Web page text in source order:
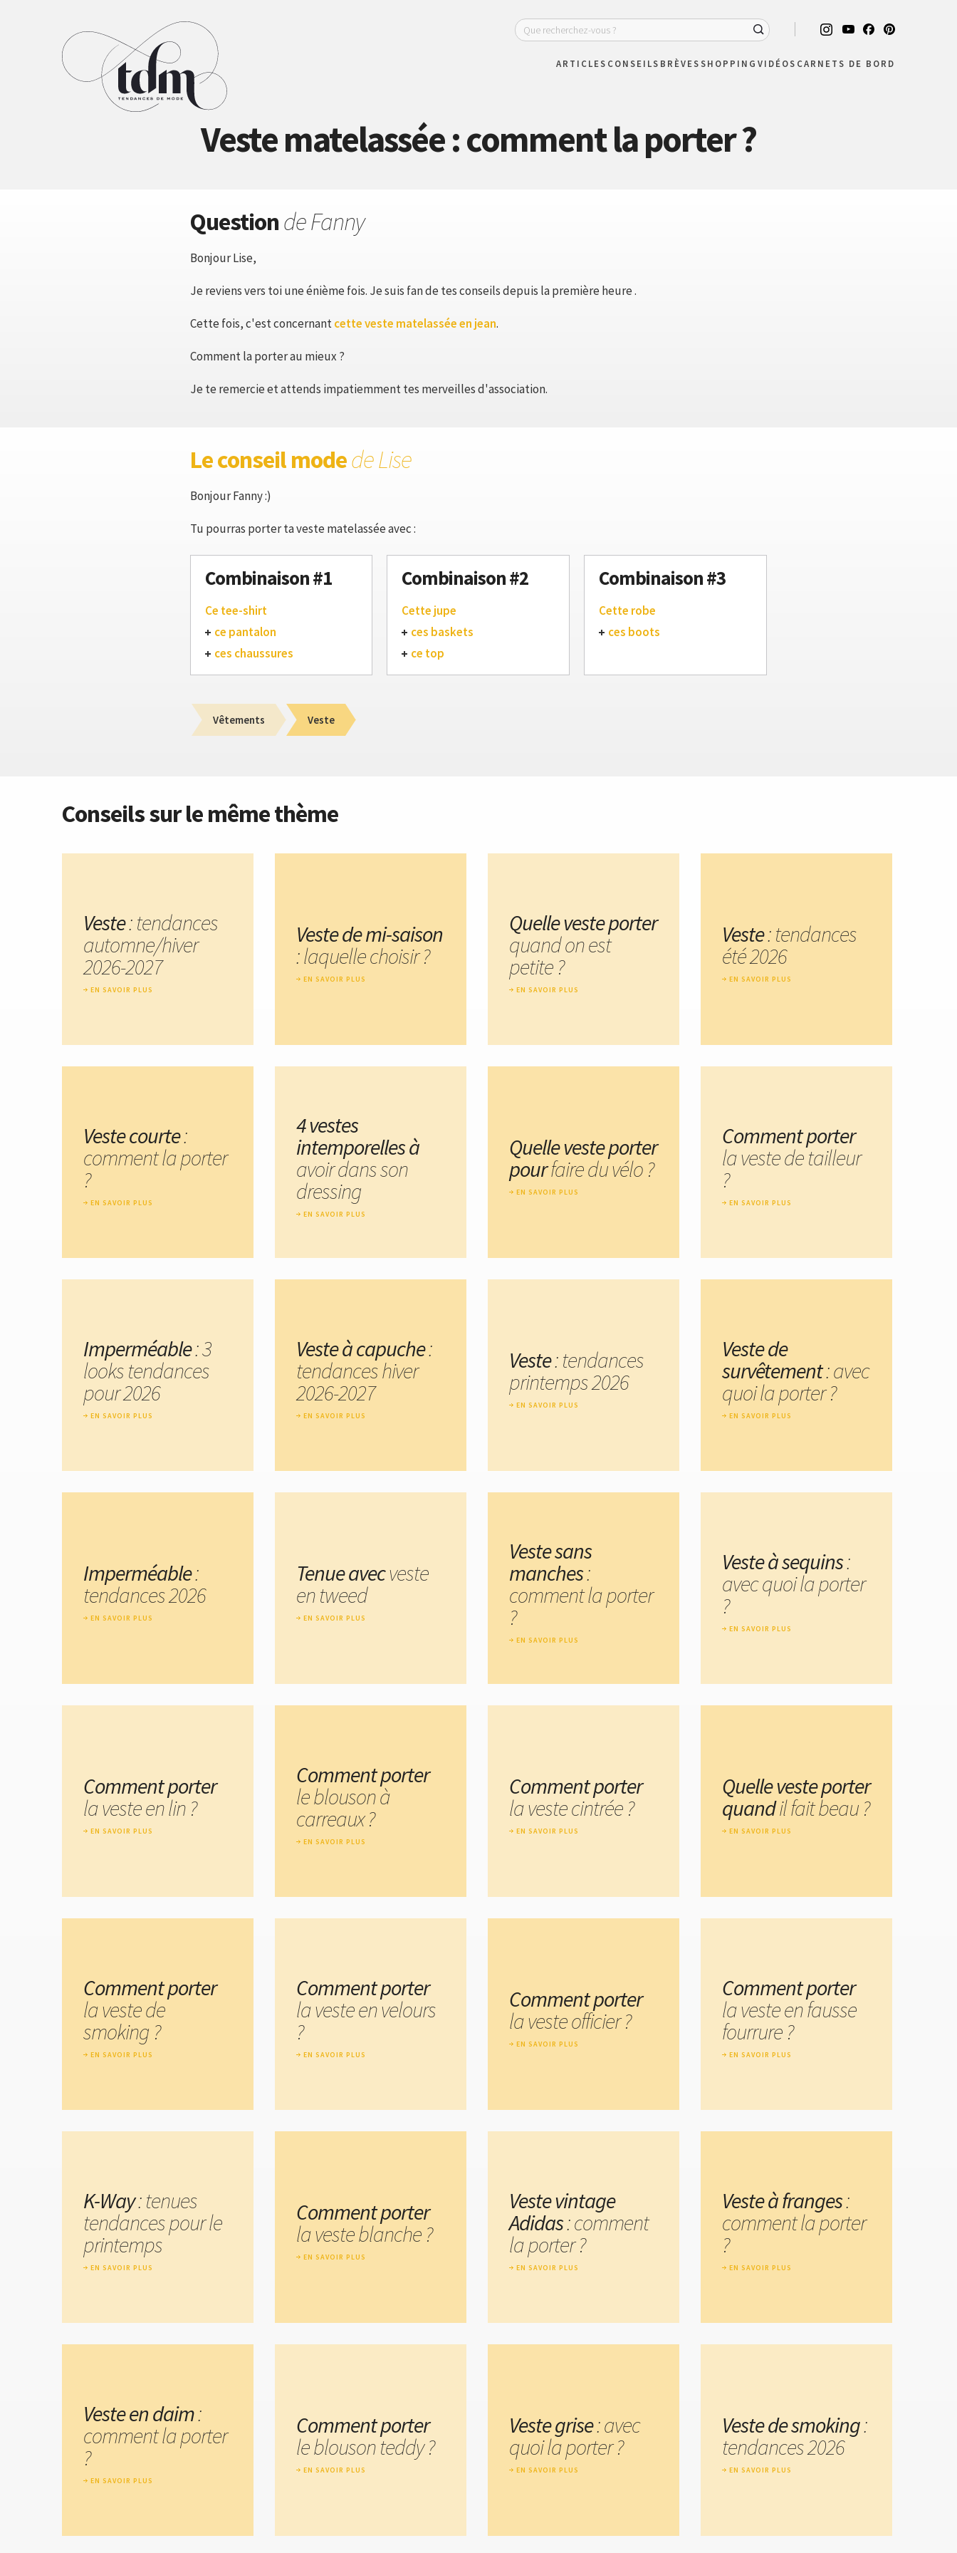
ARTICLES CONSEILS BRÈVESSHOPPING VIDÉOS CARNETS DE BORD
Veste matelassée : comment la porter ?
Questionde Fanny
Bonjour Lise,
Je reviens vers toi une énième fois. Je suis fan de tes conseils depuis la première heure .
Cette fois, c'est concernantcette veste matelassée en jean.
Comment la porter au mieux ?
Je te remercie et attends impatiemment tes merveilles d'association.
Le conseil modede Lise
Bonjour Fanny :)
Tu pourras porter ta veste matelassée avec :
Combinaison #1
Ce tee-shirt
ce pantalon
ces chaussures
Combinaison #2
Cette jupe
ces baskets
ce top
Combinaison #3
Cette robe
ces boots
Vêtements Veste
Conseils sur le même thème
Veste: tendances
automne/hiver
2026-2027
EN SAVOIR PLUS
Veste de mi-saison
: laquelle choisir ?
EN SAVOIR PLUS
Quelle veste porter
quand on est
petite ?
EN SAVOIR PLUS
Veste: tendances
été 2026
EN SAVOIR PLUS
Veste courte:
comment la porter
?
EN SAVOIR PLUS
4 vestes
intemporelles à
avoir dans son
dressing
EN SAVOIR PLUS
Quelle veste porter
pourfaire du vélo ?
EN SAVOIR PLUS
Comment porter
la veste de tailleur
?
EN SAVOIR PLUS
Imperméable: 3
looks tendances
pour 2026
EN SAVOIR PLUS
Veste à capuche:
tendances hiver
2026-2027
EN SAVOIR PLUS
Veste: tendances
printemps 2026
EN SAVOIR PLUS
Veste de
survêtement: avec
quoi la porter ?
EN SAVOIR PLUS
Imperméable:
tendances 2026
EN SAVOIR PLUS
Tenue avecveste
en tweed
EN SAVOIR PLUS
Veste sans
manches:
comment la porter
?
EN SAVOIR PLUS
Veste à sequins:
avec quoi la porter
?
EN SAVOIR PLUS
Comment porter
la veste en lin ?
EN SAVOIR PLUS
Comment porter
le blouson à
carreaux ?
EN SAVOIR PLUS
Comment porter
la veste cintrée ?
EN SAVOIR PLUS
Quelle veste porter
quandil fait beau ?
EN SAVOIR PLUS
Comment porter
la veste de
smoking ?
EN SAVOIR PLUS
Comment porter
la veste en velours
?
EN SAVOIR PLUS
Comment porter
la veste officier ?
EN SAVOIR PLUS
Comment porter
la veste en fausse
fourrure ?
EN SAVOIR PLUS
K-Way: tenues
tendances pour le
printemps
EN SAVOIR PLUS
Comment porter
la veste blanche ?
EN SAVOIR PLUS
Veste vintage
Adidas: comment
la porter ?
EN SAVOIR PLUS
Veste à franges:
comment la porter
?
EN SAVOIR PLUS
Veste en daim:
comment la porter
?
EN SAVOIR PLUS
Comment porter
le blouson teddy ?
EN SAVOIR PLUS
Veste grise: avec
quoi la porter ?
EN SAVOIR PLUS
Veste de smoking:
tendances 2026
EN SAVOIR PLUS